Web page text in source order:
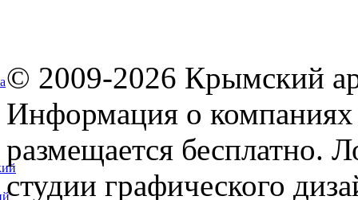
© 2009-2026 Крымский
Информация о компаниях
размещается бесплатно.
студии графического